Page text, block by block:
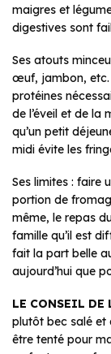
maigres et
digestives sont
Ses atouts
œuf, jambon, etc.
protéines
de l’éveil et de la
qu’un petit
midi évite les
Ses limites : faire
portion de
même, le repas
famille qu’il est
fait la part belle
aujourd’hui que
LE CONSEIL
plutôt bec salé et
être tenté pour